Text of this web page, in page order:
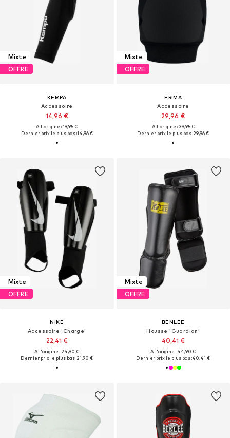
Mixte
OFFRE
KEMPA
Accessoire
14,96 €
À l'origine : 19,95 €
Dernier prix le plus bas :14,96 €
Mixte
OFFRE
ERIMA
Accessoire
29,96 €
À l'origine : 39,95 €
Dernier prix le plus bas :29,96 €
Mixte
OFFRE
NIKE
Accessoire 'Charge'
22,41 €
À l'origine : 24,90 €
Dernier prix le plus bas :21,90 €
Mixte
OFFRE
BENLEE
Housse 'Guardian'
40,41 €
À l'origine : 44,90 €
Dernier prix le plus bas :40,41 €